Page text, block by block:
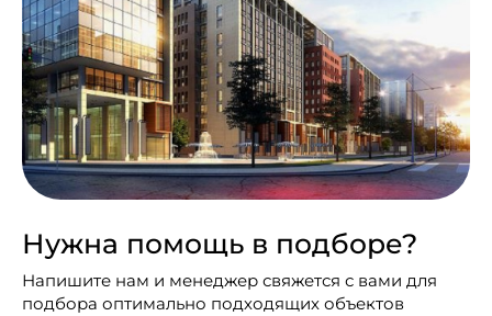
Нужна помощь в подборе?
Напишите нам и менеджер свяжется с вами для
подбора оптимально подходящих объектов